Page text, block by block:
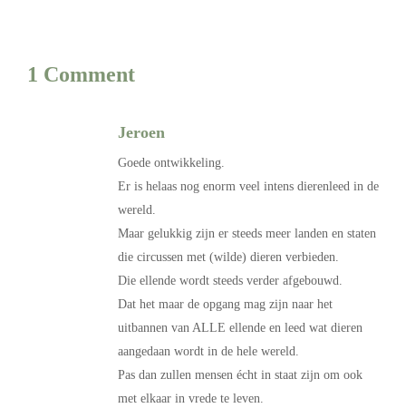
1 Comment
Jeroen
Goede ontwikkeling.
Er is helaas nog enorm veel intens dierenleed in de
wereld.
Maar gelukkig zijn er steeds meer landen en staten
die circussen met (wilde) dieren verbieden.
Die ellende wordt steeds verder afgebouwd.
Dat het maar de opgang mag zijn naar het
uitbannen van ALLE ellende en leed wat dieren
aangedaan wordt in de hele wereld.
Pas dan zullen mensen écht in staat zijn om ook
met elkaar in vrede te leven.